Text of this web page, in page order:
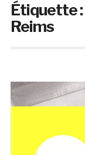
Étiquette :
Reims